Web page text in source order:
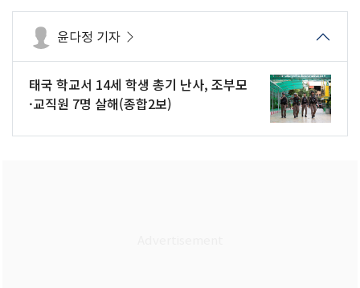
윤다정 기자
태국 학교서 14세 학생 총기 난사, 조부모
·교직원 7명 살해(종합2보)